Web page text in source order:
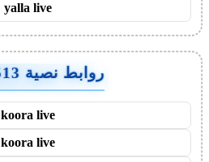
yalla live
روابط نصية AA80513
koora live
koora live